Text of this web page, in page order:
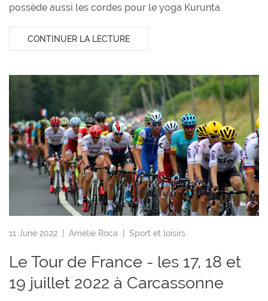
possède aussi les cordes pour le yoga Kurunta.
CONTINUER LA LECTURE
11 June 2022 | Amélie Roca Sport et loisirs
Le Tour de France - les 17, 18 et
19 juillet 2022 à Carcassonne